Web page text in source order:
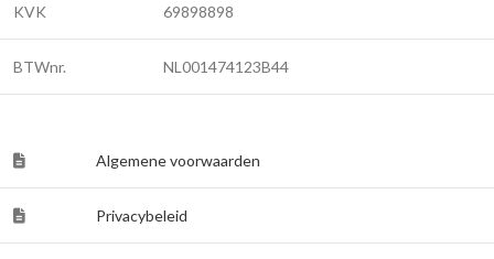
KVK 69898898
BTWnr. NL001474123B44
Algemene voorwaarden
Privacybeleid